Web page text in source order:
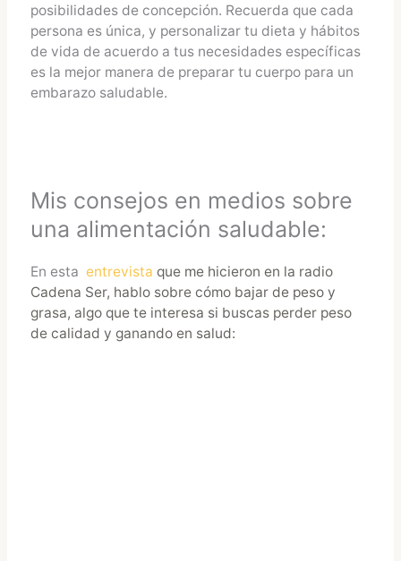
posibilidades de concepción. Recuerda que cada
persona es única, y personalizar tu dieta y hábitos
de vida de acuerdo a tus necesidades específicas
es la mejor manera de preparar tu cuerpo para un
embarazo saludable.
Mis consejos en medios sobre
una alimentación saludable:
En esta entrevista que me hicieron en la radio
Cadena Ser, hablo sobre cómo bajar de peso y
grasa, algo que te interesa si buscas perder peso
de calidad y ganando en salud: